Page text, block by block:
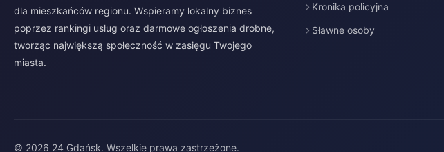
dla mieszkańców regionu. Wspieramy lokalny biznes
poprzez rankingi usług oraz darmowe ogłoszenia drobne,
tworząc największą społeczność w zasięgu Twojego
miasta.
Kronika policyjna
Sławne osoby
© 2026 24 Gdańsk. Wszelkie prawa zastrzeżone.